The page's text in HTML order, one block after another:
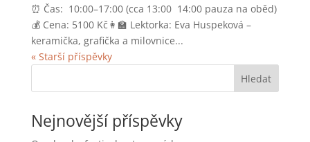
⏰ Čas: 10:00–17:00 (cca 13:00 14:00 pauza na oběd)
💰 Cena: 5100 Kč👩‍🏫 Lektorka: Eva Huspeková –
keramička, grafička a milovnice...
« Starší příspěvky
Hledat
Nejnovější příspěvky